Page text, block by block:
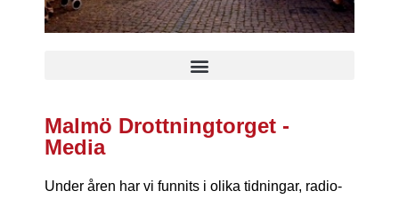
Malmö Drottningtorget -
Media
Under åren har vi funnits i olika tidningar, radio-